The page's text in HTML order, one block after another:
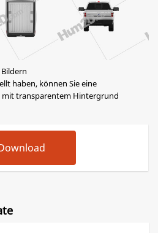
haben, können Sie eine
mit transparentem Hintergrund